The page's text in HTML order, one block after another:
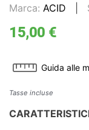
Marca: ACID
15,00 €
Guida alle
Tasse incluse